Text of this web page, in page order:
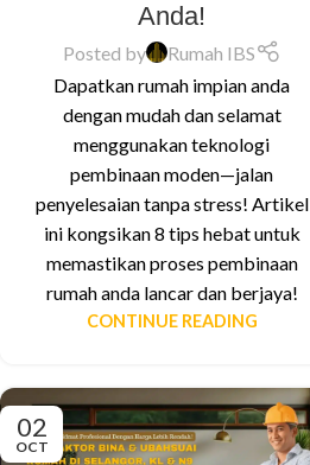
Anda!
Posted by
Rumah IBS
Dapatkan rumah impian anda
dengan mudah dan selamat
menggunakan teknologi
pembinaan moden—jalan
penyelesaian tanpa stress! Artikel
ini kongsikan 8 tips hebat untuk
memastikan proses pembinaan
rumah anda lancar dan berjaya!
CONTINUE READING
02
OCT